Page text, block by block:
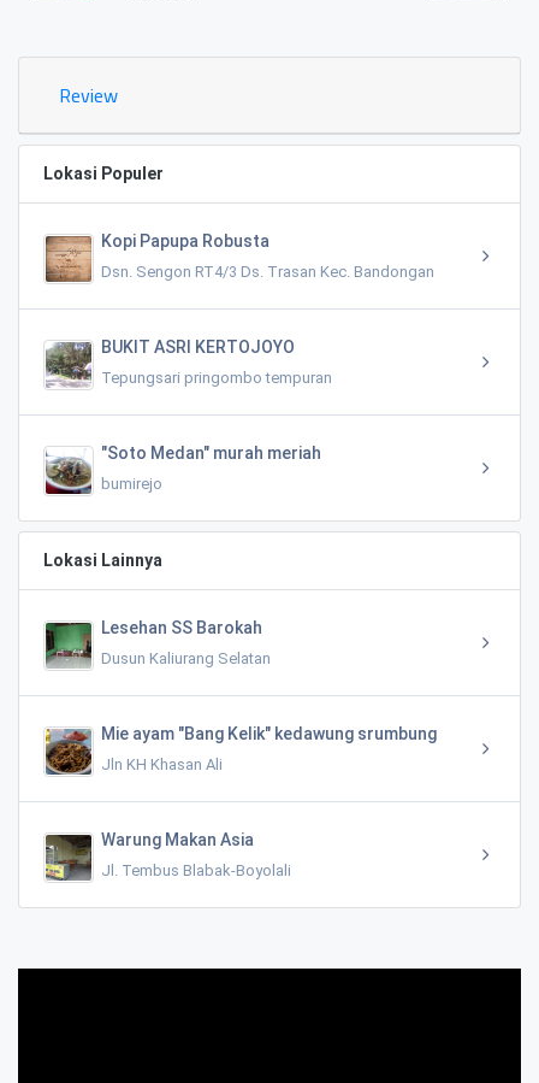
Review
Lokasi Populer
Kopi Papupa Robusta
Dsn. Sengon RT4/3 Ds. Trasan Kec. Bandongan
BUKIT ASRI KERTOJOYO
Tepungsari pringombo tempuran
"Soto Medan" murah meriah
bumirejo
Lokasi Lainnya
Lesehan SS Barokah
Dusun Kaliurang Selatan
Mie ayam "Bang Kelik" kedawung srumbung
Jln KH Khasan Ali
Warung Makan Asia
Jl. Tembus Blabak-Boyolali